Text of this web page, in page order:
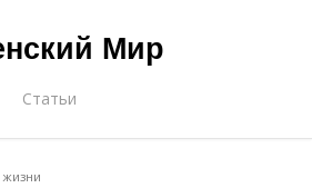
Мир
Статьи